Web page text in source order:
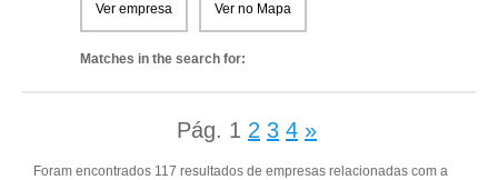
Ver empresa Ver no Mapa
Matches in the search for:
Pág. 1 2 3 4 »
Foram encontrados 117 resultados de empresas relacionadas com a